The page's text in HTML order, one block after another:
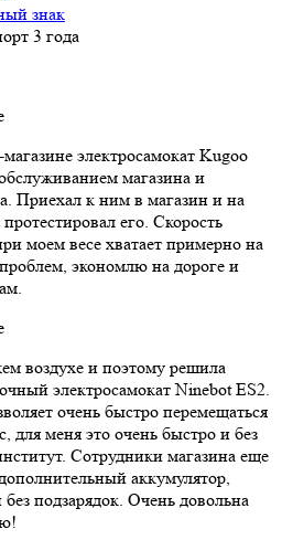
3 года
электросамокат Kugoo
магазина и
Приехал к ним в магазин и на
его. Скорость
моем весе хватает примерно на
экономлю на дороге и
воздухе и поэтому решила
электросамокат Ninebot ES2.
очень быстро перемещаться
для меня это очень быстро и без
Сотрудники магазина еще
аккумулятор,
подзарядок. Очень довольна